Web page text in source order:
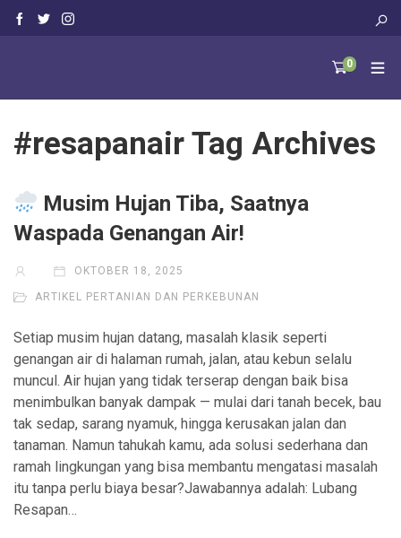
0
#resapanair Tag Archives
Musim Hujan Tiba, Saatnya
Waspada Genangan Air!
OKTOBER 18, 2025
ARTIKEL PERTANIAN DAN PERKEBUNAN
Setiap musim hujan datang, masalah klasik seperti
genangan air di halaman rumah, jalan, atau kebun selalu
muncul. Air hujan yang tidak terserap dengan baik bisa
menimbulkan banyak dampak — mulai dari tanah becek, bau
tak sedap, sarang nyamuk, hingga kerusakan jalan dan
tanaman. Namun tahukah kamu, ada solusi sederhana dan
ramah lingkungan yang bisa membantu mengatasi masalah
itu tanpa perlu biaya besar?Jawabannya adalah: Lubang
Resapan…